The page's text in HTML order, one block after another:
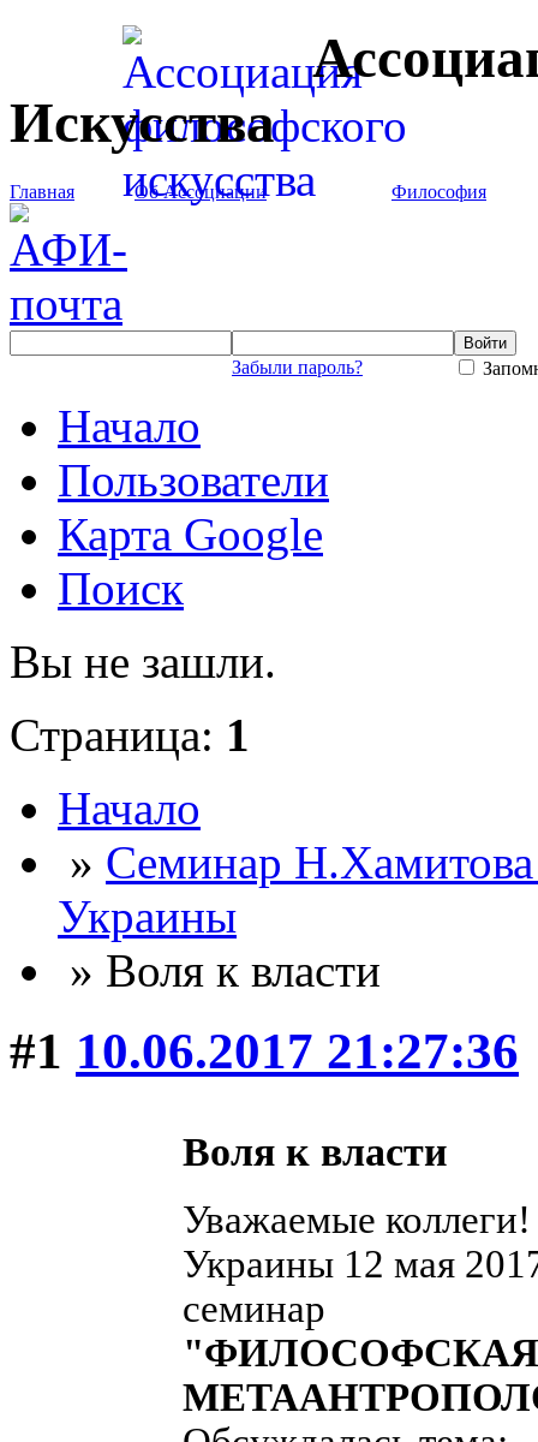
Искусства
Главная Об Ассоциации Философия
Забыли пароль?
Начало
Пользователи
Карта Google
Поиск
Вы не зашли.
Страница: 1
Начало
» Семинар
Украины
» Воля к власти
#1 10.06.2017 21:27:36
Воля к власти
Уважаемые
Украины 12 мая
семинар